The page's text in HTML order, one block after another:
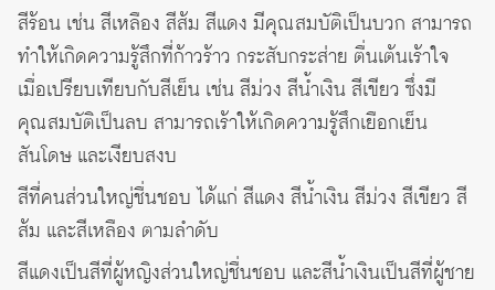
สีร้อน เช่น สีเหลือง สีส้ม สีแดง มีคุณสมบัติเป็นบวก สามารถ
ทำให้เกิดความรู้สึกที่ก้าวร้าว กระสับกระส่าย ตื่นเต้นเร้าใจ
เมื่อเปรียบเทียบกับสีเย็น เช่น สีม่วง สีน้ำเงิน สีเขียว ซึ่งมี
คุณสมบัติเป็นลบ สามารถเร้าให้เกิดความรู้สึกเยือกเย็น
สันโดษ และเงียบสงบ
สีที่คนส่วนใหญ่ชื่นชอบ ได้แก่ สีแดง สีน้ำเงิน สีม่วง สีเขียว สี
ส้ม และสีเหลือง ตามลำดับ
สีแดงเป็นสีที่ผู้หญิงส่วนใหญ่ชื่นชอบ และสีน้ำเงินเป็นสีที่ผู้ชาย